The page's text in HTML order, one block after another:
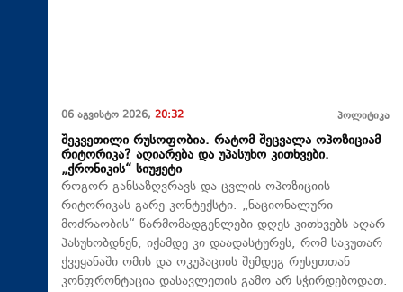
06 აგვისტო 2026, 20:32 პოლიტიკა
შეკვეთილი რუსოფობია. რატომ შეცვალა ოპოზიციამ
რიტორიკა? აღიარება და უპასუხო კითხვები.
„ქრონიკის“ სიუჟეტი
როგორ განსაზღვრავს და ცვლის ოპოზიციის
რიტორიკას გარე კონტექსტი. „ნაციონალური
მოძრაობის“ წარმომადგენლები დღეს კითხვებს აღარ
პასუხობდნენ, იქამდე კი დაადასტურეს, რომ საკუთარ
ქვეყანაში ომის და ოკუპაციის შემდეგ რუსეთთან
კონფრონტაცია დასავლეთის გამო არ სჭირდებოდათ.